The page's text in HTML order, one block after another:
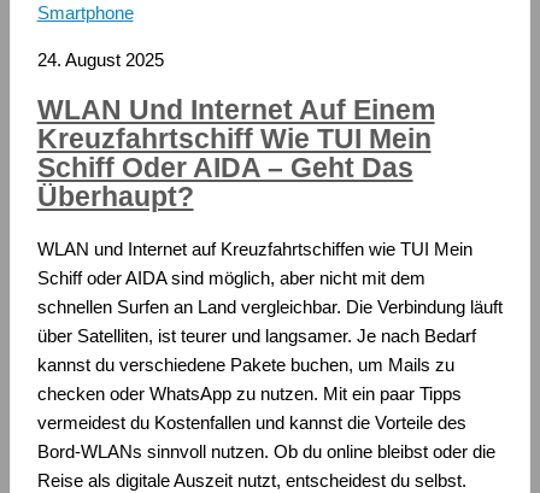
Smartphone
24. August 2025
WLAN Und Internet Auf Einem
Kreuzfahrtschiff Wie TUI Mein
Schiff Oder AIDA – Geht Das
Überhaupt?
WLAN und Internet auf Kreuzfahrtschiffen wie TUI Mein
Schiff oder AIDA sind möglich, aber nicht mit dem
schnellen Surfen an Land vergleichbar. Die Verbindung läuft
über Satelliten, ist teurer und langsamer. Je nach Bedarf
kannst du verschiedene Pakete buchen, um Mails zu
checken oder WhatsApp zu nutzen. Mit ein paar Tipps
vermeidest du Kostenfallen und kannst die Vorteile des
Bord-WLANs sinnvoll nutzen. Ob du online bleibst oder die
Reise als digitale Auszeit nutzt, entscheidest du selbst.